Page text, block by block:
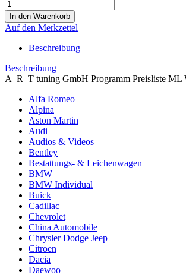
Auf den Merkzettel
Beschreibung
Beschreibung
A_R_T tuning GmbH Programm Preisliste ML
Alfa Romeo
Alpina
Aston Martin
Audi
Audios & Videos
Bentley
Bestattungs- & Leichenwagen
BMW
BMW Individual
Buick
Cadillac
Chevrolet
China Automobile
Chrysler Dodge Jeep
Citroen
Dacia
Daewoo